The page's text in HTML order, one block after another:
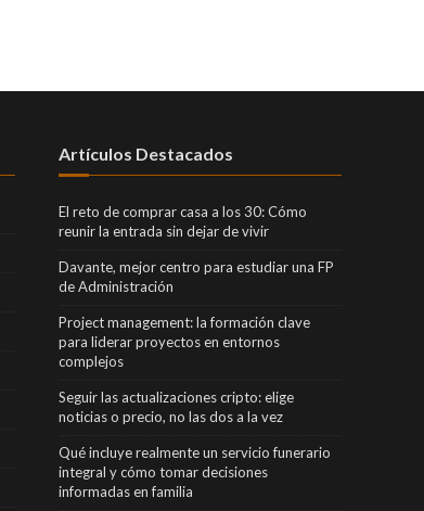
Artículos Destacados
El reto de comprar casa a los 30: Cómo
reunir la entrada sin dejar de vivir
Davante, mejor centro para estudiar una FP
de Administración
Project management: la formación clave
para liderar proyectos en entornos
complejos
Seguir las actualizaciones cripto: elige
noticias o precio, no las dos a la vez
Qué incluye realmente un servicio funerario
integral y cómo tomar decisiones
informadas en familia